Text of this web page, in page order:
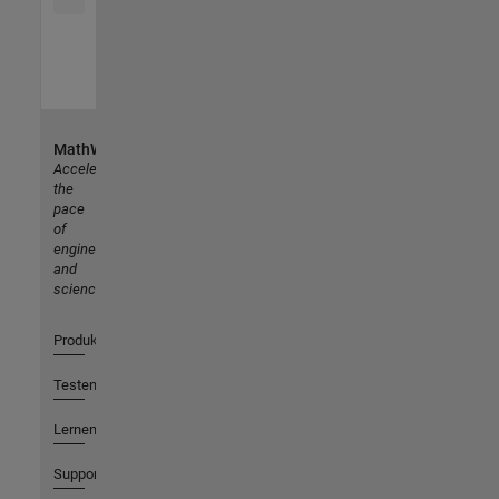
MathWorks
Accelerating
the
pace
of
engineering
and
science
Produkte
Testen oder Kaufen
Lernen
Support